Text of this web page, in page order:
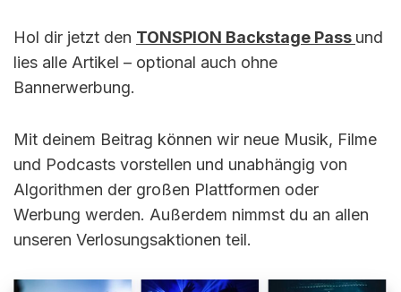
Hol dir jetzt den TONSPION Backstage Pass und
lies alle Artikel – optional auch ohne
Bannerwerbung.
Mit deinem Beitrag können wir neue Musik, Filme
und Podcasts vorstellen und unabhängig von
Algorithmen der großen Plattformen oder
Werbung werden. Außerdem nimmst du an allen
unseren Verlosungsaktionen teil.